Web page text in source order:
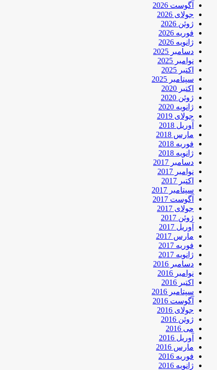
آگوست 2026
جولای 2026
ژوئن 2026
فوریه 2026
ژانویه 2026
دسامبر 2025
نوامبر 2025
اکتبر 2025
سپتامبر 2025
اکتبر 2020
ژوئن 2020
ژانویه 2020
جولای 2019
آوریل 2018
مارس 2018
فوریه 2018
ژانویه 2018
دسامبر 2017
نوامبر 2017
اکتبر 2017
سپتامبر 2017
آگوست 2017
جولای 2017
ژوئن 2017
آوریل 2017
مارس 2017
فوریه 2017
ژانویه 2017
دسامبر 2016
نوامبر 2016
اکتبر 2016
سپتامبر 2016
آگوست 2016
جولای 2016
ژوئن 2016
می 2016
آوریل 2016
مارس 2016
فوریه 2016
ژانویه 2016